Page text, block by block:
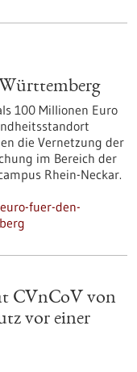
100 Millionen Euro
die Vernetzung der
im Bereich der
Rhein-Neckar.
fuer-den-
CVnCoV von
vor einer